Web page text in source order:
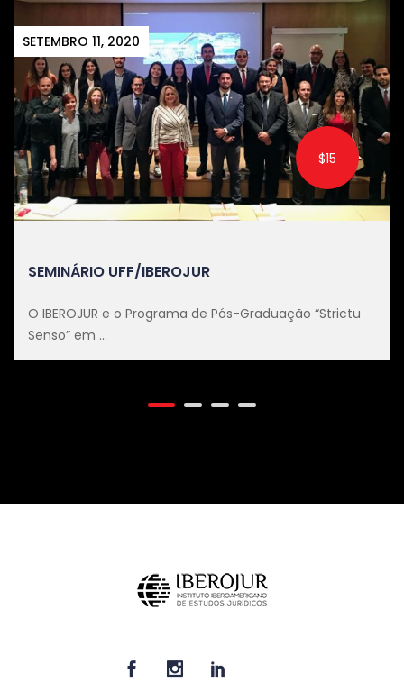
$15
de Pós-Graduação “Strictu
DEZEMBRO 18, 2020
Aberto o período para